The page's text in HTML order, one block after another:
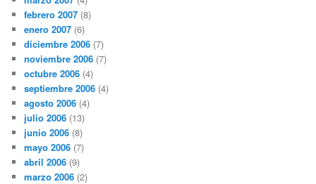
febrero 2007 (8)
enero 2007 (6)
diciembre 2006 (7)
noviembre 2006 (7)
octubre 2006 (4)
septiembre 2006 (4)
agosto 2006 (4)
julio 2006 (13)
junio 2006 (8)
mayo 2006 (7)
abril 2006 (9)
marzo 2006 (2)